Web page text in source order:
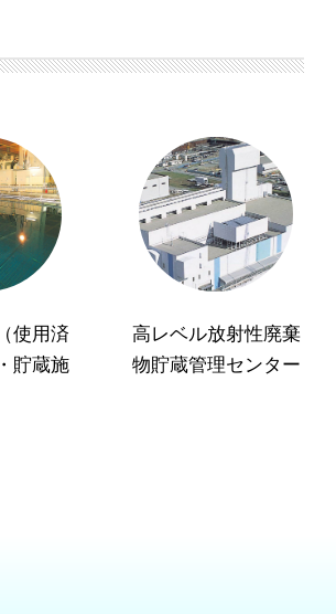
使用済
貯蔵施
高レベル放射性廃棄
物貯蔵管理センター